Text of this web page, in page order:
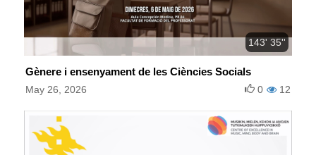
143' 35''
Gènere i ensenyament de les Ciències Socials
May 26, 2026 12
0